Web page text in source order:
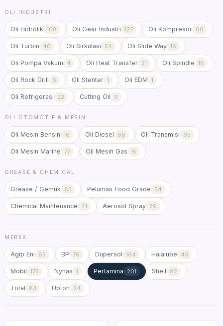
OLI INDUSTRI
Oli Hidrolik 108 Oli Gear Industri 127 Oli Kompresor 60
Oli Turbin 40 Oli Sirkulasi 54 Oli Slide Way 16
Oli Pompa Vakum 4 Oli Heat Transfer 21 Oli Spindle 16
Oli Rock Drill 6 Oli Stenter 1 Oli EDM 1
Oli Refrigerasi 22 Cutting Oil 9
OLI OTOMOTIF & MESIN
Oli Mesin Bensin 16 Oli Diesel 68 Oli Transmisi 65
Oli Mesin Marine 77 Oli Mesin Gas 15
GREASE & CHEMICAL
Grease / Gemuk 85 Pelumas Food Grade 54
Chemical Maintenance 41 Aerosol Spray 29
MEREK
Agip Eni 85 BP 76 Dupersol 164 Halalube 43
Mobil 175 Nynas 1 Pertamina 201 Shell 82
Total 83 Upton 24